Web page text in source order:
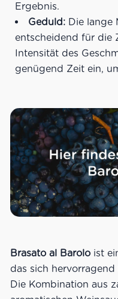
Ergebnis.
Geduld:Die lange
entscheidend für die
Intensität des
genügend Zeit ein,
Brasato al Baroloist
das sich
Die Kombination aus